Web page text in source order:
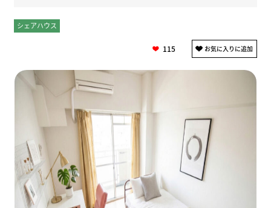
シェアハウス
115